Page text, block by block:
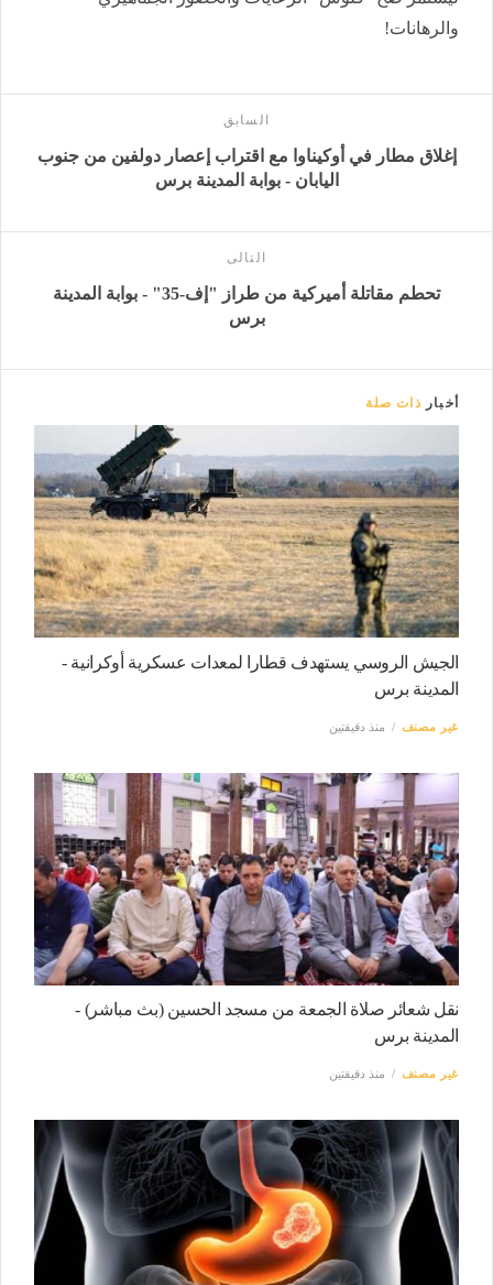
والرهانات!
السابق
إغلاق مطار في أوكيناوا مع اقتراب إعصار دولفين من جنوب
اليابان - بوابة المدينة برس
التالى
تحطم مقاتلة أميركية من طراز "إف-35" - بوابة المدينة
برس
أخبار ذات صلة
الجيش الروسي يستهدف قطارا لمعدات عسكرية أوكرانية -
المدينة برس
غير مصنف منذ دقيقتين
نقل شعائر صلاة الجمعة من مسجد الحسين (بث مباشر) -
المدينة برس
غير مصنف منذ دقيقتين